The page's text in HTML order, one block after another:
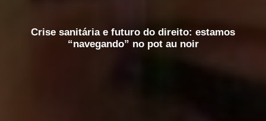
Crise sanitária e futuro do direito: estamos
“navegando” no pot au noir